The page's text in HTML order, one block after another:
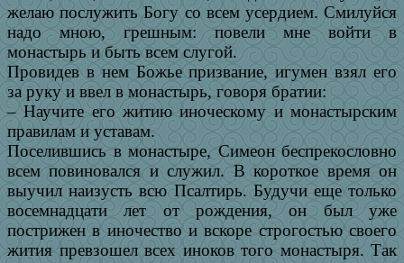
желаю послужить Богу со всем усердием. Смилуйся
надо мною, грешным: повели мне войти в
монастырь и быть всем слугой.
Провидев в нем Божье призвание, игумен взял его
за руку и ввел в монастырь, говоря братии:
– Научите его житию иноческому и монастырским
правилам и уставам.
Поселившись в монастыре, Симеон беспрекословно
всем повиновался и служил. В короткое время он
выучил наизусть всю Псалтирь. Будучи еще только
восемнадцати лет от рождения, он был уже
пострижен в иночество и вскоре строгостью своего
жития превзошел всех иноков того монастыря. Так